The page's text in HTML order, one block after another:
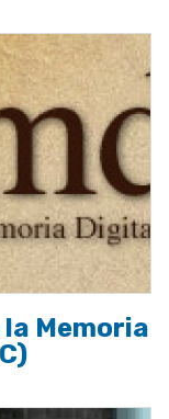
Memoria